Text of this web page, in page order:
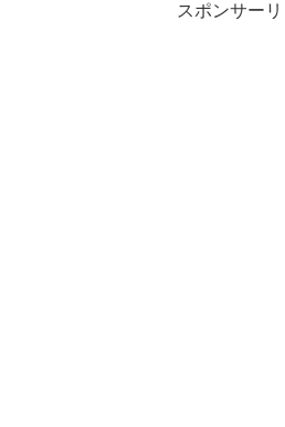
スポンサーリ